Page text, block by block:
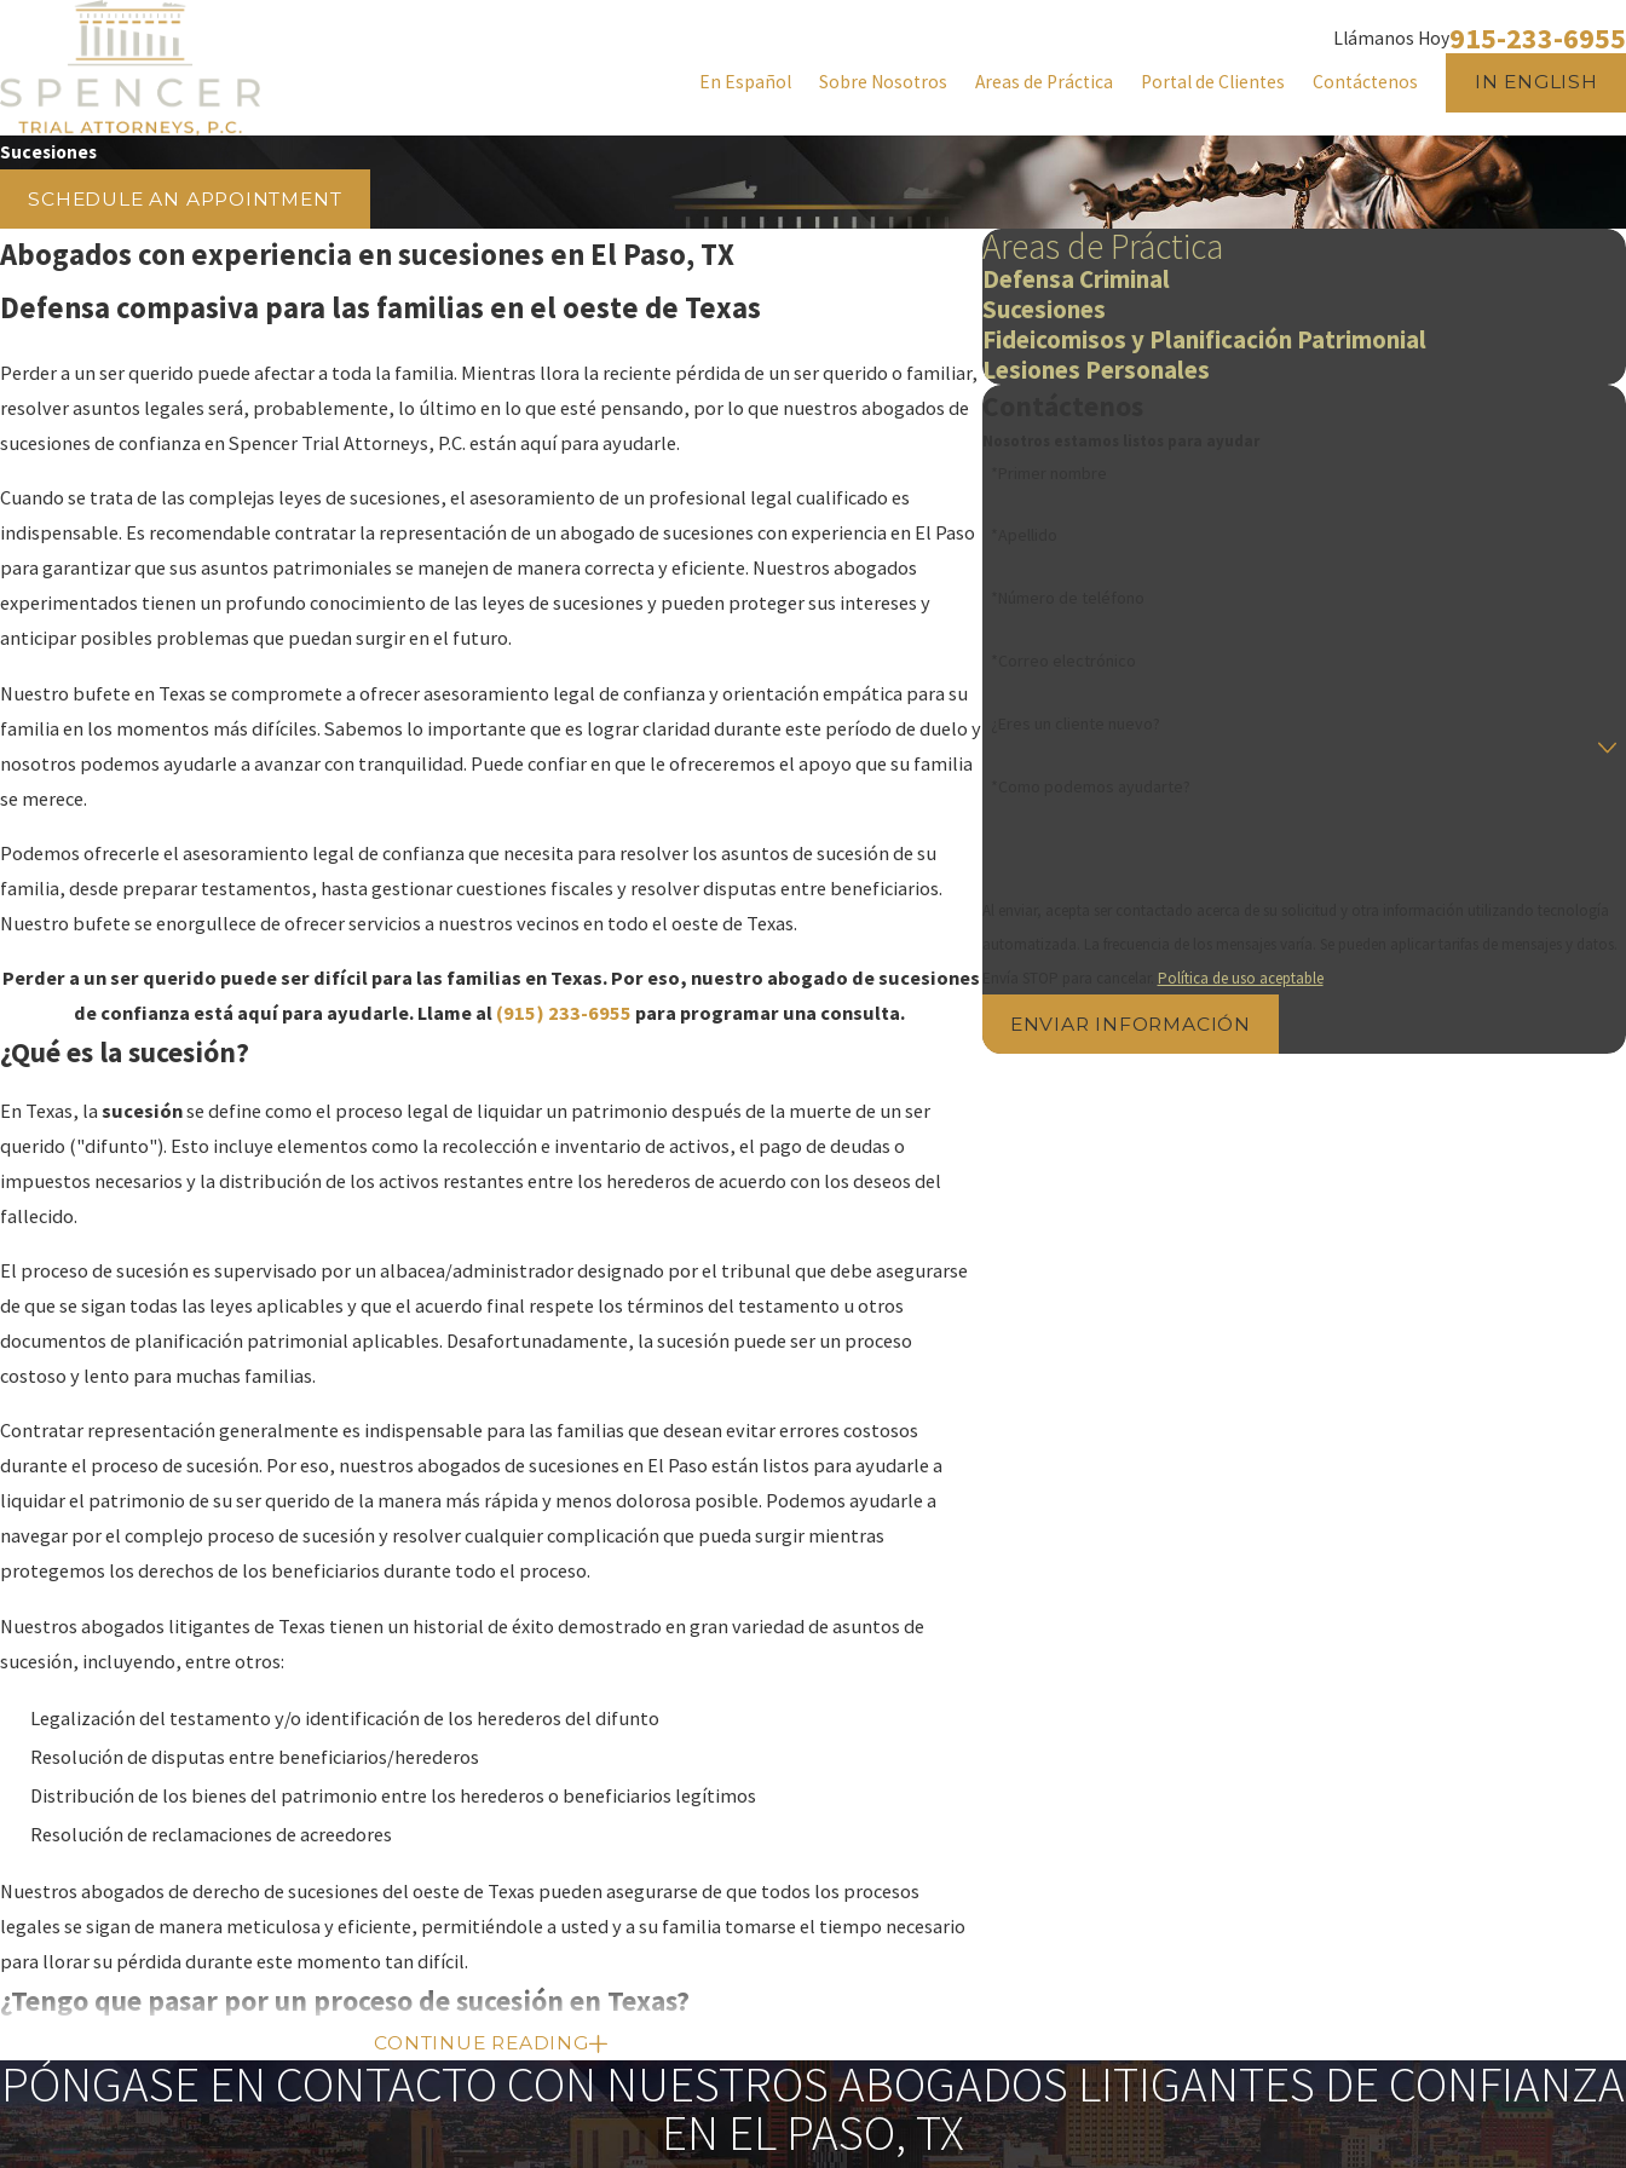
Llámanos Hoy915-233-6955
En Español Sobre Nosotros Areas de Práctica Portal de Clientes Contáctenos IN ENGLISH
Sucesiones
SCHEDULE AN APPOINTMENT
Abogados con experiencia en sucesiones en El Paso, TX
Defensa compasiva para las familias en el oeste de Texas
Perder a un ser querido puede afectar a toda la familia. Mientras llora la reciente pérdida de un ser querido o familiar,
resolver asuntos legales será, probablemente, lo último en lo que esté pensando, por lo que nuestros abogados de
sucesiones de confianza en Spencer Trial Attorneys, P.C. están aquí para ayudarle.
Cuando se trata de las complejas leyes de sucesiones, el asesoramiento de un profesional legal cualificado es
indispensable. Es recomendable contratar la representación de un abogado de sucesiones con experiencia en El Paso
para garantizar que sus asuntos patrimoniales se manejen de manera correcta y eficiente. Nuestros abogados
experimentados tienen un profundo conocimiento de las leyes de sucesiones y pueden proteger sus intereses y
anticipar posibles problemas que puedan surgir en el futuro.
Nuestro bufete en Texas se compromete a ofrecer asesoramiento legal de confianza y orientación empática para su
familia en los momentos más difíciles. Sabemos lo importante que es lograr claridad durante este período de duelo y
nosotros podemos ayudarle a avanzar con tranquilidad. Puede confiar en que le ofreceremos el apoyo que su familia
se merece.
Podemos ofrecerle el asesoramiento legal de confianza que necesita para resolver los asuntos de sucesión de su
familia, desde preparar testamentos, hasta gestionar cuestiones fiscales y resolver disputas entre beneficiarios.
Nuestro bufete se enorgullece de ofrecer servicios a nuestros vecinos en todo el oeste de Texas.
Perder a un ser querido puede ser difícil para las familias en Texas. Por eso, nuestro abogado de sucesiones
de confianza está aquí para ayudarle. Llame al (915) 233-6955 para programar una consulta.
¿Qué es la sucesión?
En Texas, la sucesiónse define como el proceso legal de liquidar un patrimonio después de la muerte de un ser
querido ("difunto"). Esto incluye elementos como la recolección e inventario de activos, el pago de deudas o
impuestos necesarios y la distribución de los activos restantes entre los herederos de acuerdo con los deseos del
fallecido.
El proceso de sucesión es supervisado por un albacea/administrador designado por el tribunal que debe asegurarse
de que se sigan todas las leyes aplicables y que el acuerdo final respete los términos del testamento u otros
documentos de planificación patrimonial aplicables. Desafortunadamente, la sucesión puede ser un proceso
costoso y lento para muchas familias.
Contratar representación generalmente es indispensable para las familias que desean evitar errores costosos
durante el proceso de sucesión. Por eso, nuestros abogados de sucesiones en El Paso están listos para ayudarle a
liquidar el patrimonio de su ser querido de la manera más rápida y menos dolorosa posible. Podemos ayudarle a
navegar por el complejo proceso de sucesión y resolver cualquier complicación que pueda surgir mientras
protegemos los derechos de los beneficiarios durante todo el proceso.
Nuestros abogados litigantes de Texas tienen un historial de éxito demostrado en gran variedad de asuntos de
sucesión, incluyendo, entre otros:
Legalización del testamento y/o identificación de los herederos del difunto
Resolución de disputas entre beneficiarios/herederos
Distribución de los bienes del patrimonio entre los herederos o beneficiarios legítimos
Resolución de reclamaciones de acreedores
Nuestros abogados de derecho de sucesiones del oeste de Texas pueden asegurarse de que todos los procesos
legales se sigan de manera meticulosa y eficiente, permitiéndole a usted y a su familia tomarse el tiempo necesario
para llorar su pérdida durante este momento tan difícil.
¿Tengo que pasar por un proceso de sucesión en Texas?
El proceso desucesióngeneralmente es necesario en Texas cuando una persona muere con activos a su nombre.
Incluso si el fallecido tiene un testamento u otros documentos de planificación patrimonial, es posible que, aun así,
deba pasar por el proceso de sucesión para asegurarse de que todos los activos se distribuyan adecuadamente según
CONTINUE READING
Areas de Práctica
Defensa Criminal
Sucesiones
Fideicomisos y Planificación Patrimonial
Lesiones Personales
Contáctenos
Política de uso aceptable
ENVIAR INFORMACIÓN
PÓNGASE EN CONTACTO CON NUESTROS ABOGADOS LITIGANTES DE CONFIANZA
EN EL PASO, TX